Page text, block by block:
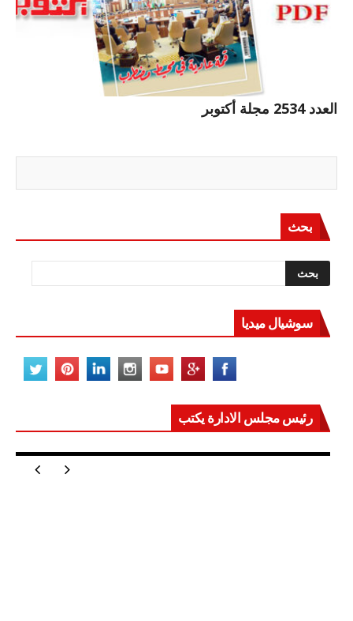
العدد 2534 مجلة أكتوبر
بحث
سوشيال ميديا
رئيس مجلس الادارة يكتب
مصر تعيد للعالم اتزانه